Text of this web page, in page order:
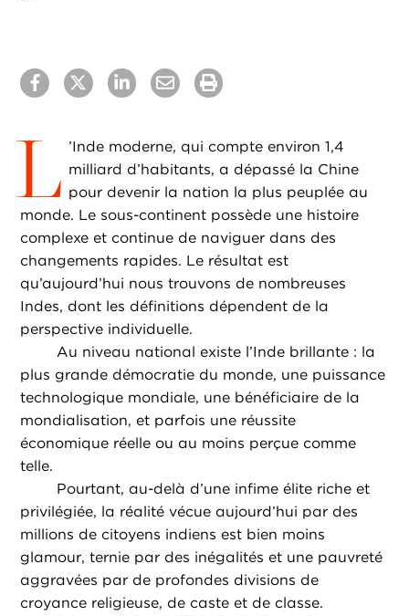
L ’Inde moderne, qui compte environ 1,4
milliard d’habitants, a dépassé la Chine
pour devenir la nation la plus peuplée au
monde. Le sous-continent possède une histoire
complexe et continue de naviguer dans des
changements rapides. Le résultat est
qu’aujourd’hui nous trouvons de nombreuses
Indes, dont les définitions dépendent de la
perspective individuelle.
Au niveau national existe l’Inde brillante : la
plus grande démocratie du monde, une puissance
technologique mondiale, une bénéficiaire de la
mondialisation, et parfois une réussite
économique réelle ou au moins perçue comme
telle.
Pourtant, au-delà d’une infime élite riche et
privilégiée, la réalité vécue aujourd’hui par des
millions de citoyens indiens est bien moins
glamour, ternie par des inégalités et une pauvreté
aggravées par de profondes divisions de
croyance religieuse, de caste et de classe.